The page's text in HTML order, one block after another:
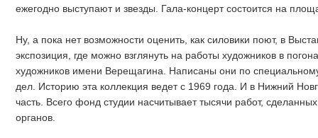
ежегодно выступают и звезды. Гала-концерт состоится на
Ну, а пока нет возможности оценить, как силовики поют, в
экспозиция, где можно взглянуть на работы художников в
художников имени Верещагина. Написаны они по
дел. Историю эта коллекция ведет с 1969 года. И в Нижний
часть. Всего фонд студии насчитывает тысячи работ,
органов.